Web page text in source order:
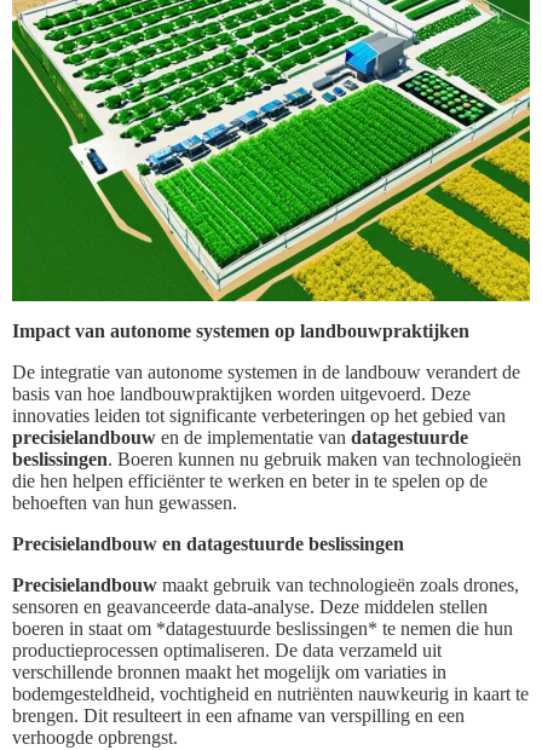
Impact van autonome systemen op landbouwpraktijken
De integratie van autonome systemen in de landbouw verandert de
basis van hoe landbouwpraktijken worden uitgevoerd. Deze
innovaties leiden tot significante verbeteringen op het gebied van
precisielandbouw en de implementatie van datagestuurde
beslissingen. Boeren kunnen nu gebruik maken van technologieën
die hen helpen efficiënter te werken en beter in te spelen op de
behoeften van hun gewassen.
Precisielandbouw en datagestuurde beslissingen
Precisielandbouw maakt gebruik van technologieën zoals drones,
sensoren en geavanceerde data-analyse. Deze middelen stellen
boeren in staat om *datagestuurde beslissingen* te nemen die hun
productieprocessen optimaliseren. De data verzameld uit
verschillende bronnen maakt het mogelijk om variaties in
bodemgesteldheid, vochtigheid en nutriënten nauwkeurig in kaart te
brengen. Dit resulteert in een afname van verspilling en een
verhoogde opbrengst.